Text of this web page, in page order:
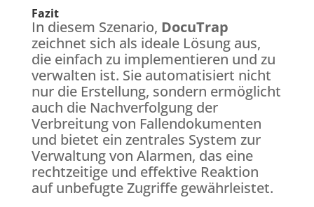
Fazit
In diesem Szenario, DocuTrap
zeichnet sich als ideale Lösung aus,
die einfach zu implementieren und zu
verwalten ist. Sie automatisiert nicht
nur die Erstellung, sondern ermöglicht
auch die Nachverfolgung der
Verbreitung von Fallendokumenten
und bietet ein zentrales System zur
Verwaltung von Alarmen, das eine
rechtzeitige und effektive Reaktion
auf unbefugte Zugriffe gewährleistet.